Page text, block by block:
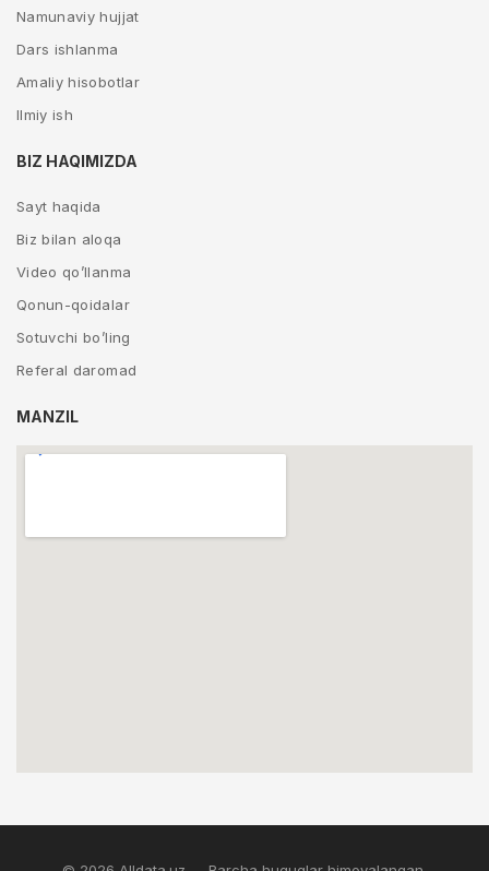
Namunaviy hujjat
Dars ishlanma
Amaliy hisobotlar
Ilmiy ish
BIZ HAQIMIZDA
Sayt haqida
Biz bilan aloqa
Video qo’llanma
Qonun-qoidalar
Sotuvchi bo’ling
Referal daromad
MANZIL